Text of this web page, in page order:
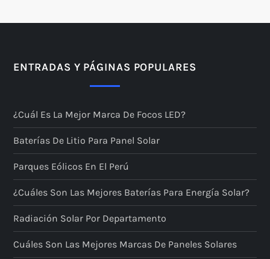
ENTRADAS Y PÁGINAS POPULARES
¿Cuál Es La Mejor Marca De Focos LED?
Baterías De Litio Para Panel Solar
Parques Eólicos En El Perú
¿Cuáles Son Las Mejores Baterías Para Energía Solar?
Radiación Solar Por Departamento
Cuáles Son Las Mejores Marcas De Paneles Solares